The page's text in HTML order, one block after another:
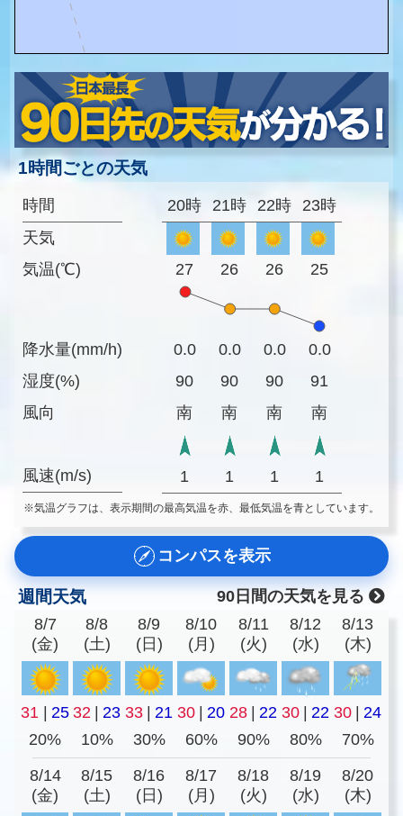
1時間ごとの天気
時間
天気
気温(℃)
降水量(mm/h)
湿度(%)
風向
風速(m/s)
20時 21時 22時 23時
27 26 26 25
0.0 0.0 0.0
0.0
90
90 90
91
南
南 南 南
1 1 1 1
※気温グラフは、表示期間の最高気温を赤、最低気温を青としています。
コンパスを表示
週間天気
90日間の天気を見る
8/7
(金)
8/8
(土)
8/9
(日)
8/10
(月)
8/11
(火)
8/12
(水)
8/13
(木)
31 25 32 23 33 21 30 20 28 22 30 22 30
24
20%
10% 30% 60% 90% 80% 70%
8/14
(金)
8/15
(土)
8/16
(日)
8/17
(月)
8/18
(火)
8/19
(水)
8/20
(木)